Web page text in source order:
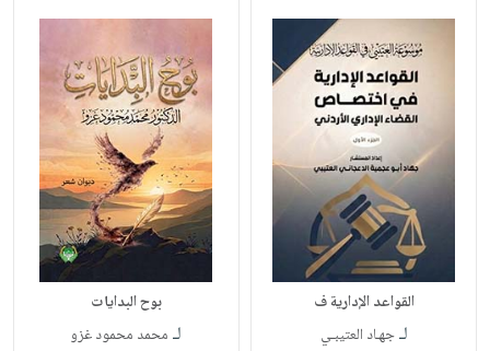
القواعد الإدارية ف
لـجهـاد العتيبـي
بوح البدايات
لـ محمد محمود غزو